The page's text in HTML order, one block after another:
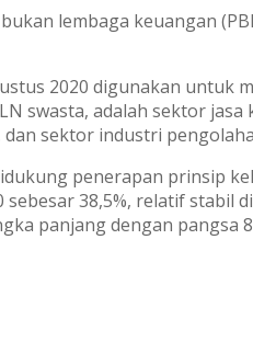
lembaga keuangan
2020 digunakan untuk
swasta, adalah sektor
sektor industri
penerapan prinsip
38,5%, relatif stabil
panjang dengan pangsa